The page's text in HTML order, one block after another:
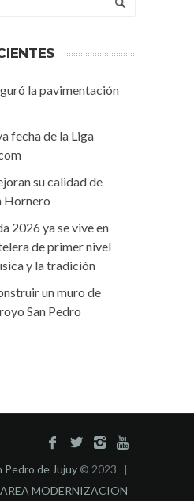
la pavimentación
fecha de la Liga
su calidad de
Hornero
2026 ya se vive en
de primer nivel
y la tradición
un muro de
San Pedro
Pedro de Jujuy © 2023 |
AREA MODERNIZACION